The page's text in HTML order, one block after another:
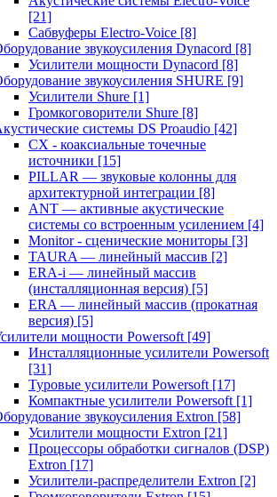
[21]
Сабвуферы Electro-Voice [8]
звукоусиления Dynacord [8]
Усилители мощности Dynacord [8]
звукоусиления SHURE [9]
Усилители Shure [1]
Громкоговорители Shure [8]
системы DS Proaudio [42]
CX - коаксиальные точечные
источники [15]
PILLAR — звуковые колонны для
архитектурной интеграции [8]
ANT — активные акустические
системы со встроенным усилением [4]
Monitor - сценические мониторы [3]
TAURA — линейный массив [2]
ERA-i — линейный массив
(инсталляционная версия) [5]
ERA — линейный массив (прокатная
версия) [5]
мощности Powersoft [49]
Инсталляционные усилители Powersoft
[31]
Туровые усилители Powersoft [17]
Компактные усилители Powersoft [1]
звукоусиления Extron [58]
Усилители мощности Extron [21]
Процессоры обработки сигналов (DSP)
Extron [17]
Усилители-распределители Extron [2]